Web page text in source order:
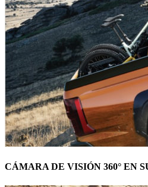
CÁMARA DE VISIÓN 360° EN